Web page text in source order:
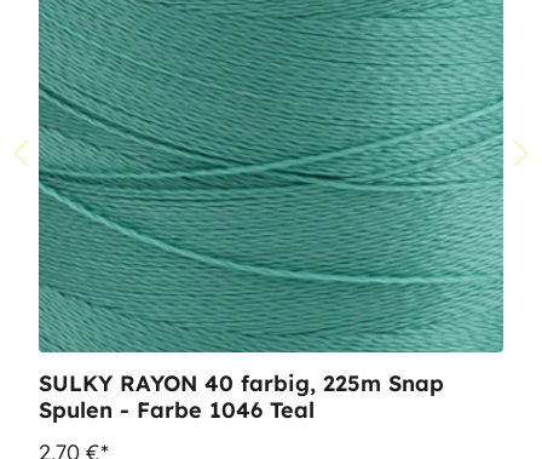
SULKY RAYON 40 farbig, 225m Snap
Spulen - Farbe 1046 Teal
2,70 €*